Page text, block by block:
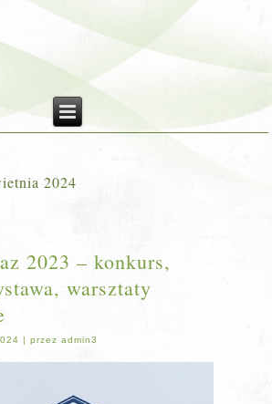
2024
2023 – konkurs,
warsztaty
|przez admin3